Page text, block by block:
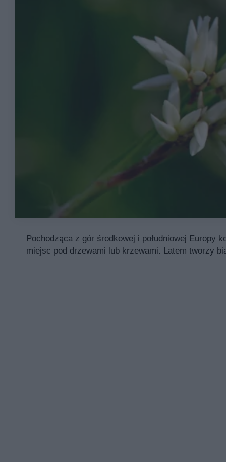
Pochodząca z gór środkowej i południowej Europy
miejsc pod drzewami lub krzewami. Latem tworzy